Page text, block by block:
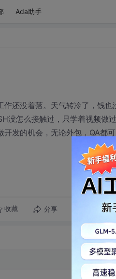
Ada助手
还没着落。天气转冷了，钱也
没怎么接触过，只学着视频做
发的机会，无论外包，QA都可
收藏 分享 转发到动态